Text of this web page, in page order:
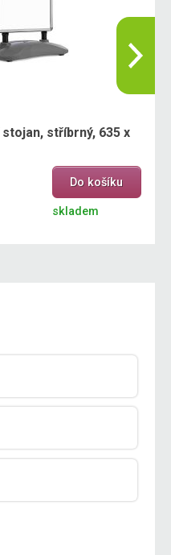
stojan, stříbrný, 635 x
Do košíku
skladem